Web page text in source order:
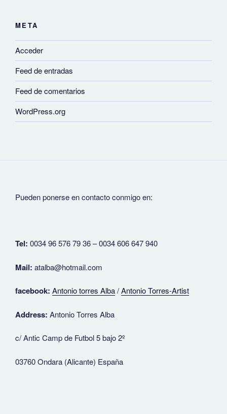
META
Acceder
Feed de entradas
Feed de comentarios
WordPress.org
Pueden ponerse en contacto conmigo en:
Tel: 0034 96 576 79 36 – 0034 606 647 940
Mail: atalba@hotmail.com
facebook: Antonio torres Alba/Antonio Torres-Artist
Address: Antonio Torres Alba
c/ Antic Camp de Futbol 5 bajo 2º
03760 Ondara (Alicante) España